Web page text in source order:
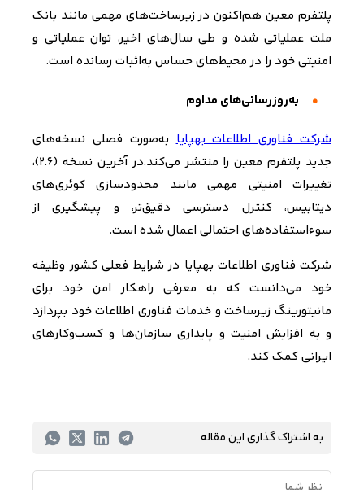
پلتفرم معین هم‌اکنون در زیرساخت‌های مهمی مانند بانک
ملت عملیاتی شده و طی سال‌های اخیر، توان عملیاتی و
امنیتی خود را در محیط‌های حساس به‌اثبات رسانده است.
به‌روزرسانی‌های مداوم
شرکت فناوری اطلاعات بهپایابه‌صورت فصلی نسخه‌های
جدید پلتفرم معین را منتشر می‌کند.
در آخرین نسخه (۲.۶)،
تغییرات امنیتی مهمی مانند محدودسازی کوئری‌های
دیتابیس، کنترل دسترسی دقیق‌تر، و پیشگیری از
سوءاستفاده‌های احتمالی اعمال شده است.
شرکت فناوری اطلاعات بهپایا در شرایط فعلی کشور وظیفه
خود می‌دانست که به معرفی راهکار امن خود برای
مانیتورینگ زیرساخت و خدمات فناوری اطلاعات خود بپردازد
و به افزایش امنیت و پایداری سازمان‌ها و کسب‌وکارهای
ایرانی کمک کند.
به اشتراک گذاری این مقاله